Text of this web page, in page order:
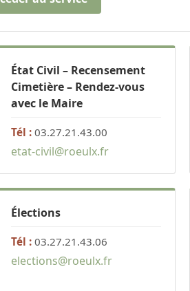
État Civil – Recensement
Cimetière – Rendez-vous
avec le Maire
Tél : 03.27.21.43.00
etat-civil@roeulx.fr
Élections
Tél : 03.27.21.43.06
elections@roeulx.fr